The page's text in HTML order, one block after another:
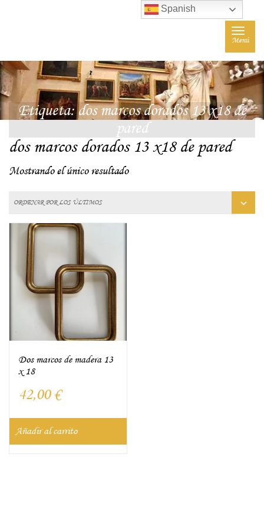
Toggle
Menú
Etiqueta:dos marcos dorados 13 x18 de
pared
dos marcos dorados 13 x18 de pared
Mostrando el único resultado
Dos marcos de madera 13
x 18
42,00 €
Añadir al carrito
Spanish